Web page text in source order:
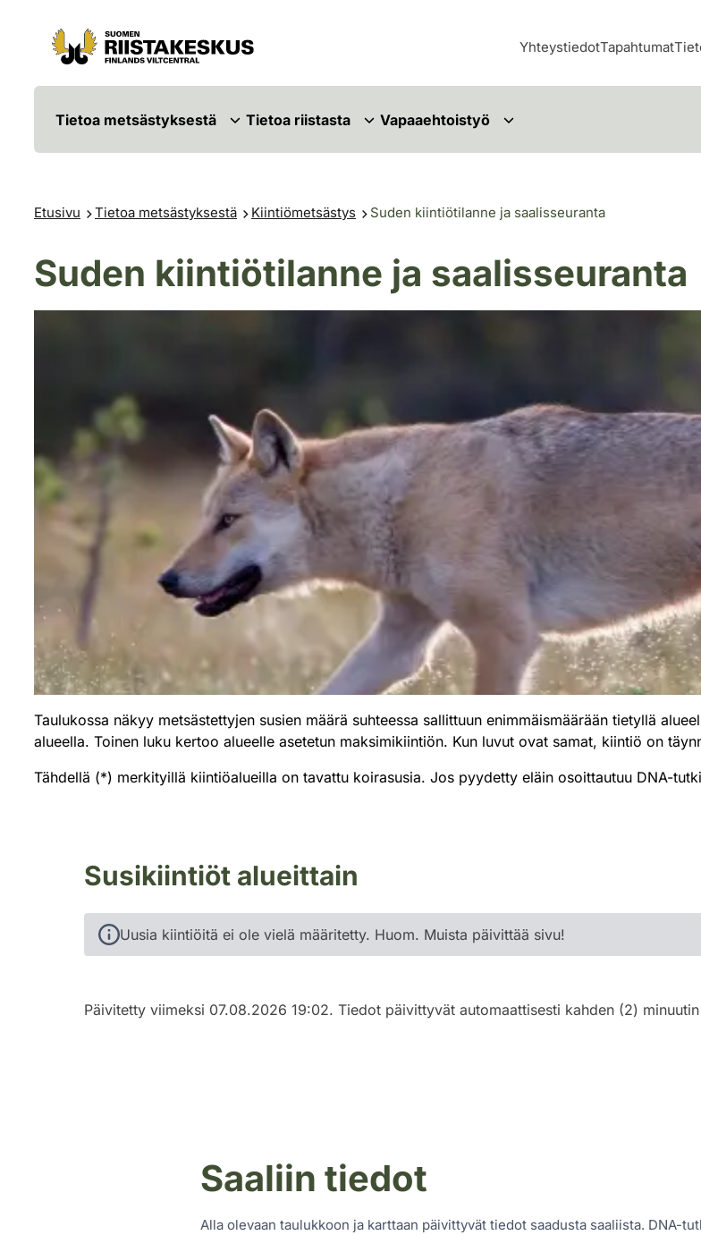
Siirry sisältöön
Siirry sivustokarttaan
YhteystiedotTapahtumat
Tietoa metsästyksestä Tietoa riistasta Vapaaehtoistyö
Etusivu Tietoa metsästyksestä Kiintiömetsästys Suden kiintiötilanne ja saalisseuranta
Suden kiintiötilanne ja saalisseuranta
Taulukossa näkyy metsästettyjen susien määrä suhteessa sallittuun enimmäismäärään tietyllä
alueella. Toinen luku kertoo alueelle asetetun maksimikiintiön. Kun luvut ovat samat, kiintiö on
Tähdellä (*) merkityillä kiintiöalueilla on tavattu koirasusia. Jos pyydetty eläin osoittautuu DNA-
Susikiintiöt alueittain
Uusia kiintiöitä ei ole vielä määritetty. Huom. Muista päivittää sivu!
Päivitetty viimeksi 07.08.2026 19:02. Tiedot päivittyvät automaattisesti kahden (2)
Saaliin tiedot
Alla olevaan taulukkoon ja karttaan päivittyvät tiedot saadusta saaliista. DNA-